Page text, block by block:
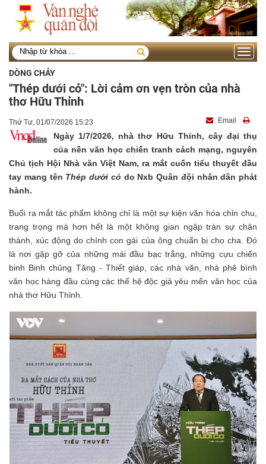
Toggle
DÒNG CHẢY
"Thép dưới cỏ": Lời cảm ơn vẹn tròn của nhà
thơ Hữu Thỉnh
Thứ Tư, 01/07/2026 15:23 Email
Ngày 1/7/2026, nhà thơ Hữu Thỉnh, cây đại thụ
của nền văn học chiến tranh cách mạng, nguyên
Chủ tịch Hội Nhà văn Việt Nam, ra mắt cuốn tiểu thuyết đầu
tay mang tên Thép dưới cỏ do Nxb Quân đội nhân dân phát
hành.
Buổi ra mắt tác phẩm không chỉ là một sự kiện văn hóa chỉn chu,
trang trọng mà hơn hết là một không gian ngập tràn sự chân
thành, xúc động do chính con gái của ông chuẩn bị cho cha. Đó
là nơi gặp gỡ của những mái đầu bạc trắng, những cựu chiến
binh Binh chủng Tăng - Thiết giáp, các nhà văn, nhà phê bình
văn học hàng đầu cùng các thế hệ độc giả yêu mến văn học của
nhà thơ Hữu Thỉnh.